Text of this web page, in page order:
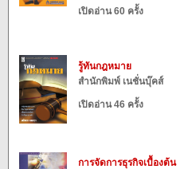
เปิดอ่าน 60 ครั้ง
รู้ทันกฎหมาย
สำนักพิมพ์ เนชั่นบุ๊คส์
เปิดอ่าน 46 ครั้ง
การจัดการธุรกิจเบื้องต้น